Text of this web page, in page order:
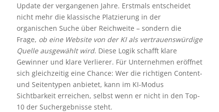
Update der vergangenen Jahre. Erstmals entscheidet
nicht mehr die klassische Platzierung in der
organischen Suche über Reichweite – sondern die
Frage, ob eine Website von der KI als vertrauenswürdige
Quelle ausgewählt wird. Diese Logik schafft klare
Gewinner und klare Verlierer. Für Unternehmen eröffnet
sich gleichzeitig eine Chance: Wer die richtigen Content-
und Seitentypen anbietet, kann im KI-Modus
Sichtbarkeit erreichen, selbst wenn er nicht in den Top-
10 der Suchergebnisse steht.